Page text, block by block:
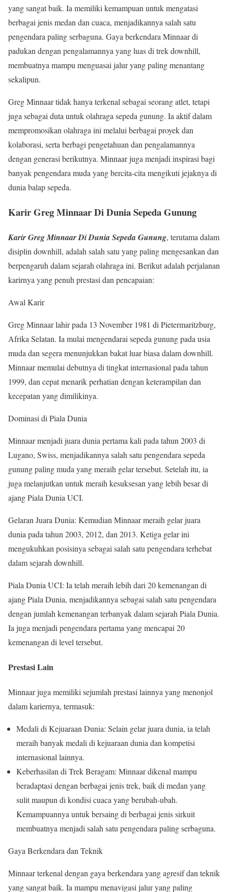
yang sangat baik. Ia memiliki kemampuan untuk mengatasi
berbagai jenis medan dan cuaca, menjadikannya salah satu
pengendara paling serbaguna. Gaya berkendara Minnaar di
padukan dengan pengalamannya yang luas di trek downhill,
membuatnya mampu menguasai jalur yang paling menantang
sekalipun.
Greg Minnaar tidak hanya terkenal sebagai seorang atlet, tetapi
juga sebagai duta untuk olahraga sepeda gunung. Ia aktif dalam
mempromosikan olahraga ini melalui berbagai proyek dan
kolaborasi, serta berbagi pengetahuan dan pengalamannya
dengan generasi berikutnya. Minnaar juga menjadi inspirasi bagi
banyak pengendara muda yang bercita-cita mengikuti jejaknya di
dunia balap sepeda.
Karir Greg Minnaar Di Dunia Sepeda Gunung
Karir Greg Minnaar Di Dunia Sepeda Gunung, terutama dalam
disiplin downhill, adalah salah satu yang paling mengesankan dan
berpengaruh dalam sejarah olahraga ini. Berikut adalah perjalanan
karirnya yang penuh prestasi dan pencapaian:
Awal Karir
Greg Minnaar lahir pada 13 November 1981 di Pietermaritzburg,
Afrika Selatan. Ia mulai mengendarai sepeda gunung pada usia
muda dan segera menunjukkan bakat luar biasa dalam downhill.
Minnaar memulai debutnya di tingkat internasional pada tahun
1999, dan cepat menarik perhatian dengan keterampilan dan
kecepatan yang dimilikinya.
Dominasi di Piala Dunia
Minnaar menjadi juara dunia pertama kali pada tahun 2003 di
Lugano, Swiss, menjadikannya salah satu pengendara sepeda
gunung paling muda yang meraih gelar tersebut. Setelah itu, ia
juga melanjutkan untuk meraih kesuksesan yang lebih besar di
ajang Piala Dunia UCI.
Gelaran Juara Dunia: Kemudian Minnaar meraih gelar juara
dunia pada tahun 2003, 2012, dan 2013. Ketiga gelar ini
mengukuhkan posisinya sebagai salah satu pengendara terhebat
dalam sejarah downhill.
Piala Dunia UCI: Ia telah meraih lebih dari 20 kemenangan di
ajang Piala Dunia, menjadikannya sebagai salah satu pengendara
dengan jumlah kemenangan terbanyak dalam sejarah Piala Dunia.
Ia juga menjadi pengendara pertama yang mencapai 20
kemenangan di level tersebut.
Prestasi Lain
Minnaar juga memiliki sejumlah prestasi lainnya yang menonjol
dalam kariernya, termasuk:
Medali di Kejuaraan Dunia: Selain gelar juara dunia, ia telah
meraih banyak medali di kejuaraan dunia dan kompetisi
internasional lainnya.
Keberhasilan di Trek Beragam: Minnaar dikenal mampu
beradaptasi dengan berbagai jenis trek, baik di medan yang
sulit maupun di kondisi cuaca yang berubah-ubah.
Kemampuannya untuk bersaing di berbagai jenis sirkuit
membuatnya menjadi salah satu pengendara paling serbaguna.
Gaya Berkendara dan Teknik
Minnaar terkenal dengan gaya berkendara yang agresif dan teknik
yang sangat baik. Ia mampu menavigasi jalur yang paling